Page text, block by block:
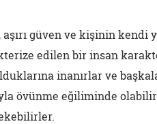
güven ve kişinin kendi
edilen bir insan
inanırlar ve
övünme eğiliminde